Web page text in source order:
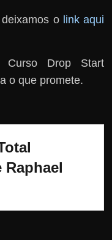
o link aqui
Drop Start
o que promete.
Raphael